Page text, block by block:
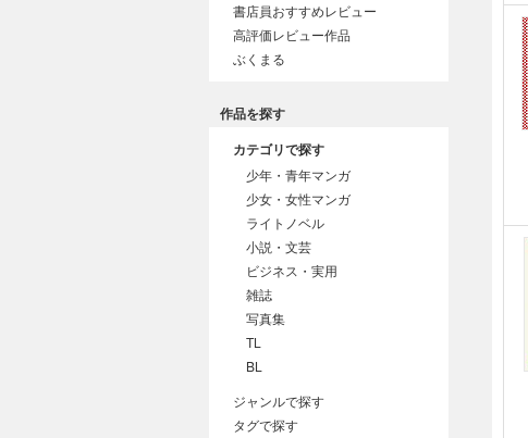
書店員おすすめレビュー
高評価レビュー作品
ぶくまる
作品を探す
カテゴリで探す
少年・青年マンガ
少女・女性マンガ
ライトノベル
小説・文芸
ビジネス・実用
雑誌
写真集
TL
BL
ジャンルで探す
タグで探す